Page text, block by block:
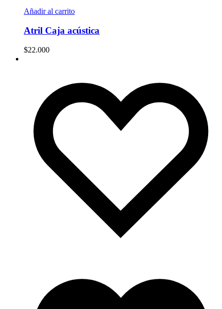
Añadir al carrito
Atril Caja acústica
$22.000